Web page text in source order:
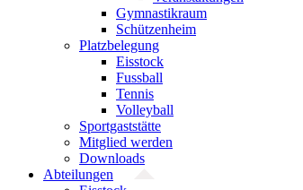
Gymnastikraum
Schützenheim
Platzbelegung
Eisstock
Fussball
Tennis
Volleyball
Sportgaststätte
Mitglied werden
Downloads
Abteilungen